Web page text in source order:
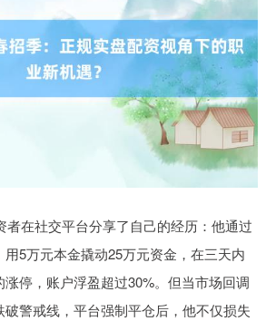
者在社交平台分享了自己的经历：他通过
5万元本金撬动25万元资金，在三天内
停，账户浮盈超过30%。但当市场回调
警戒线，平台强制平仓后，他不仅损失